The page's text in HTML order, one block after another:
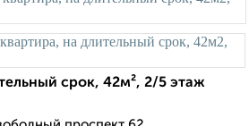
срок, 42м², 2/5 этаж